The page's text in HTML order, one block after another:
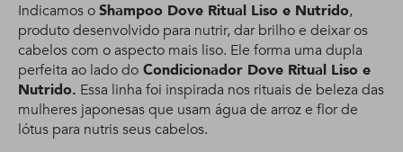
Indicamos oShampoo Dove Ritual Liso e Nutrido,
produto desenvolvido para nutrir, dar brilho e deixar os
cabelos com o aspecto mais liso. Ele forma uma dupla
perfeita ao lado do Condicionador Dove Ritual Liso e
Nutrido. Essa linha foi inspirada nos rituais de beleza das
mulheres japonesas que usam água de arroz e flor de
lótus para nutris seus cabelos.